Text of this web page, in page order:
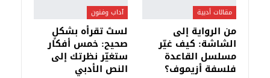
مقالات أدبية
من الرواية إلى
الشاشة: كيف غيّر
مسلسل القاعدة
فلسفة أزيموف؟
آداب وفنون
لستَ تقرأه بشكلٍ
صحيح: خمس أفكار
ستغيّر نظرتك إلى
النص الأدبي